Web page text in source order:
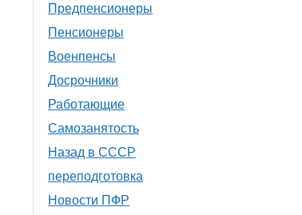
Предпенсионеры
Пенсионеры
Военпенсы
Досрочники
Работающие
Самозанятость
Назад в СССР
переподготовка
Новости ПФР